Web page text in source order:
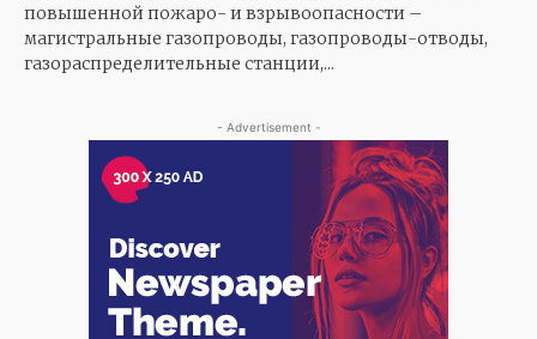
повышенной пожаро- и взрывоопасности –
магистральные газопроводы, газопроводы-отводы,
газораспределительные станции,...
- Advertisement -